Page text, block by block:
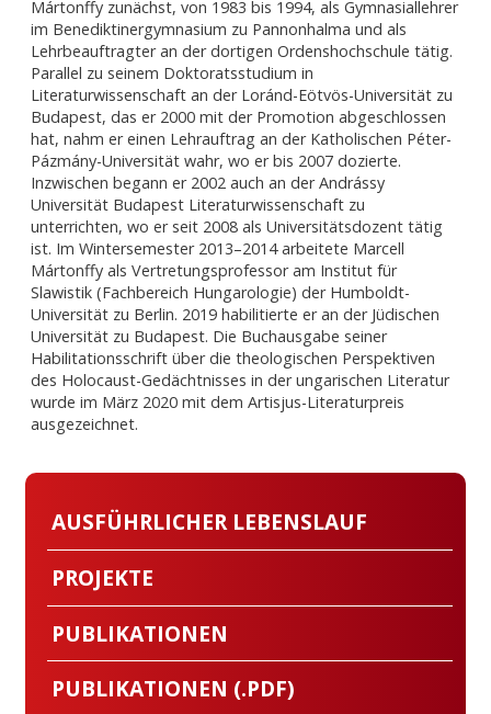
Mártonffy zunächst, von 1983 bis 1994, als Gymnasiallehrer
im Benediktinergymnasium zu Pannonhalma und als
Lehrbeauftragter an der dortigen Ordenshochschule tätig.
Parallel zu seinem Doktoratsstudium in
Literaturwissenschaft an der Loránd-Eötvös-Universität zu
Budapest, das er 2000 mit der Promotion abgeschlossen
hat, nahm er einen Lehrauftrag an der Katholischen Péter-
Pázmány-Universität wahr, wo er bis 2007 dozierte.
Inzwischen begann er 2002 auch an der Andrássy
Universität Budapest Literaturwissenschaft zu
unterrichten, wo er seit 2008 als Universitätsdozent tätig
ist. Im Wintersemester 2013–2014 arbeitete Marcell
Mártonffy als Vertretungsprofessor am Institut für
Slawistik (Fachbereich Hungarologie) der Humboldt-
Universität zu Berlin. 2019 habilitierte er an der Jüdischen
Universität zu Budapest. Die Buchausgabe seiner
Habilitationsschrift über die theologischen Perspektiven
des Holocaust-Gedächtnisses in der ungarischen Literatur
wurde im März 2020 mit dem Artisjus-Literaturpreis
ausgezeichnet.
AUSFÜHRLICHER LEBENSLAUF
PROJEKTE
PUBLIKATIONEN
PUBLIKATIONEN (.PDF)